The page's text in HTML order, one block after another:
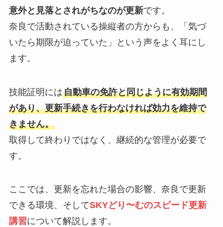
意外と見落とされがちなのが更新です。
奈良で活動されている操縦者の方からも、「気づ
いたら期限が迫っていた」という声をよく耳にし
ます。
技能証明には自動車の免許と同じように有効期間
があり、更新手続きを行わなければ効力を維持で
きません。
取得して終わりではなく、継続的な管理が必要で
す。
ここでは、更新を忘れた場合の影響、奈良で更新
できる環境、そしてSKYどり〜むのスピード更新
講習について解説します。